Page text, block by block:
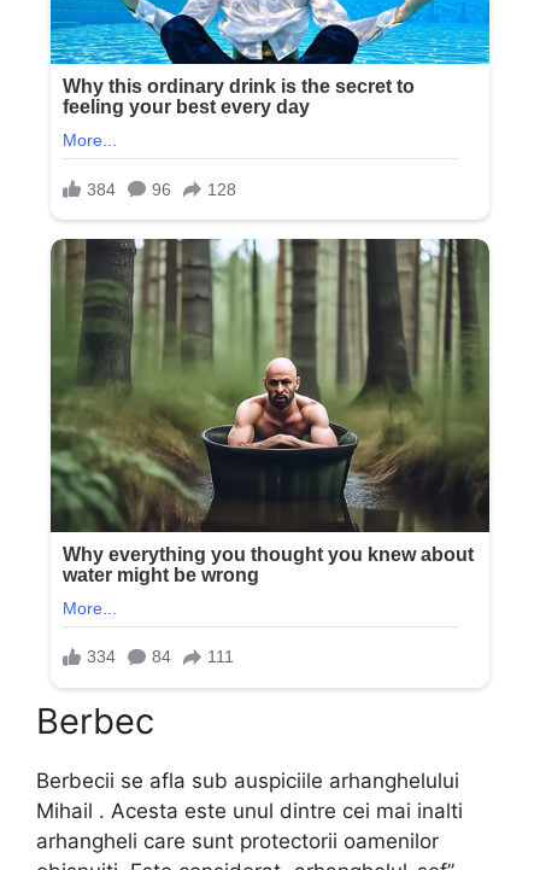
Berbec
Berbecii se afla sub auspiciile arhanghelului
Mihail . Acesta este unul dintre cei mai inalti
arhangheli care sunt protectorii oamenilor